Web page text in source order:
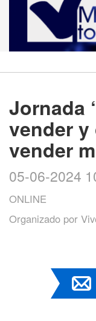
Jornada
vender
vender
05-06-2024
ONLINE
Organizado por